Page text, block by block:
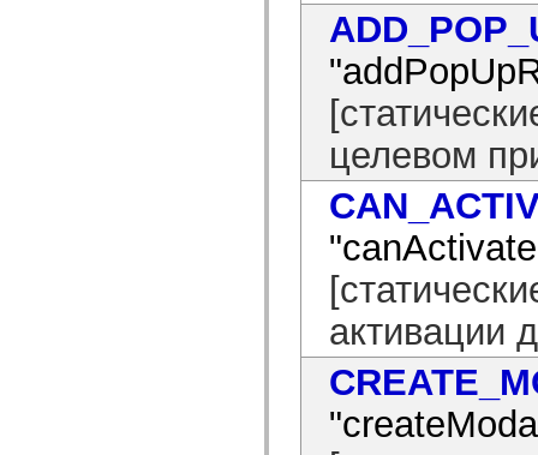
spark.automation.delegates.components.gridClasses
spark.automation.delegates.components.mediaClasses
целевом
активации